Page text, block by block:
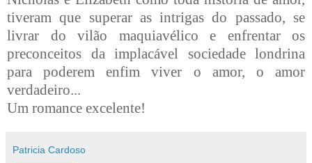
tiveram que superar as intrigas do passado, se
livrar do vilão maquiavélico e enfrentar os
preconceitos da implacável sociedade londrina
para poderem enfim viver o amor, o amor
verdadeiro...
Um romance excelente!
Patricia Cardoso